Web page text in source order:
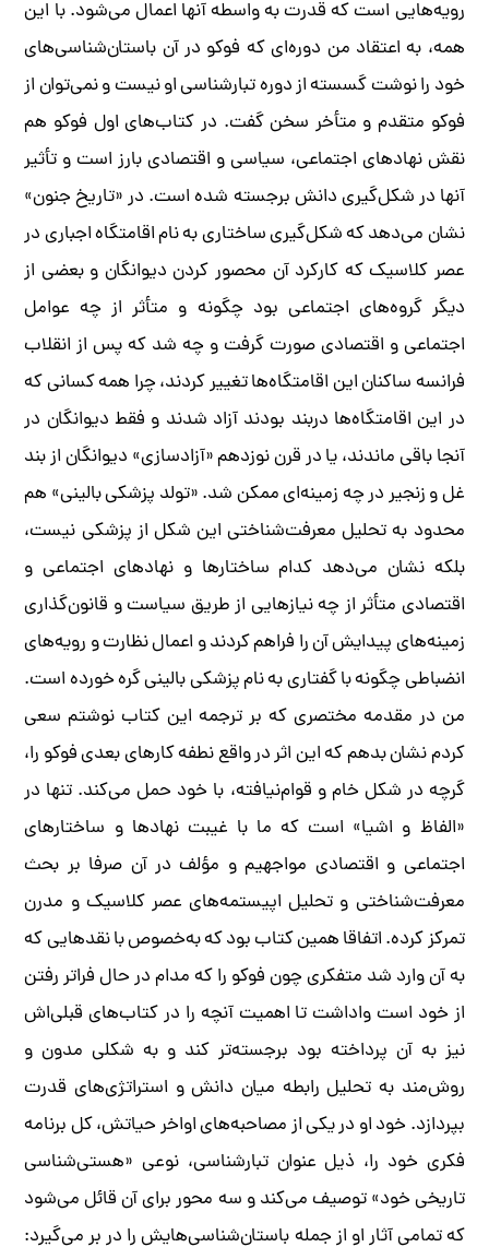
رویه‌هایی است که قدرت به واسطه آنها اعمال می‌شود. با این
همه، به اعتقاد من دوره‌ای که فوکو در آن باستان‌شناسی‌های
خود را نوشت گسسته از دوره تبارشناسی او نیست و نمی‌توان از
فوکو متقدم و متأخر سخن گفت. در کتاب‌های اول فوکو هم
نقش نهادهای اجتماعی، سیاسی و اقتصادی بارز است و تأثیر
آنها در شکل‌گیری دانش برجسته شده است. در «تاریخ جنون»
نشان می‌دهد که شکل‌گیری ساختاری به نام اقامتگاه اجباری در
عصر کلاسیک که کارکرد آن محصور کردن دیوانگان و بعضی از
دیگر گروه‌های اجتماعی بود چگونه و متأثر از چه عوامل
اجتماعی و اقتصادی صورت گرفت و چه شد که پس از انقلاب
فرانسه ساکنان این اقامتگاه‌ها تغییر کردند، چرا همه کسانی که
در این اقامتگاه‌ها دربند بودند آزاد شدند و فقط دیوانگان در
آنجا باقی ماندند، یا در قرن نوزدهم «آزادسازی» دیوانگان از بند
غل و زنجیر در چه زمینه‌ای ممکن شد. «تولد پزشکی بالینی» هم
محدود به تحلیل معرفت‌شناختی این شکل از پزشکی نیست،
بلکه نشان می‌دهد کدام ساختارها و نهادهای اجتماعی و
اقتصادی متأثر از چه نیازهایی از طریق سیاست و قانون‌گذاری
زمینه‌های پیدایش آن را فراهم کردند و اعمال نظارت و رویه‌های
انضباطی چگونه با گفتاری به نام پزشکی بالینی گره خورده است.
من در مقدمه مختصری که بر ترجمه این کتاب نوشتم سعی
کردم نشان بدهم که این اثر در واقع نطفه کارهای بعدی فوکو را،
گرچه در شکل خام و قوام‌نیافته، با خود حمل می‌کند. تنها در
«الفاظ و اشیا» است که ما با غیبت نهادها و ساختارهای
اجتماعی و اقتصادی مواجهیم و مؤلف در آن صرفا بر بحث
معرفت‌شناختی و تحلیل اپیستمه‌های عصر کلاسیک و مدرن
تمرکز کرده. اتفاقا همین کتاب بود که به‌خصوص با نقدهایی که
به آن وارد شد متفکری چون فوکو را که مدام در حال فراتر رفتن
از خود است واداشت تا اهمیت آنچه را در کتاب‌های قبلی‌اش
نیز به آن پرداخته بود برجسته‌تر کند و به شکلی مدون و
روش‌مند به تحلیل رابطه میان دانش و استراتژی‌های قدرت
بپردازد. خود او در یکی از مصاحبه‌های اواخر حیاتش، کل برنامه
فکری خود را، ذیل عنوان تبارشناسی، نوعی «هستی‌شناسی
تاریخی خود» توصیف می‌کند و سه محور برای آن قائل می‌شود
که تمامی آثار او از جمله باستان‌شناسی‌هایش را در بر می‌گیرد: